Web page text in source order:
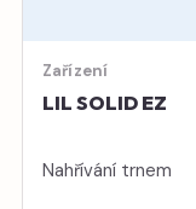
Zařízení
LIL SOLID EZ
Nahřívání trnem